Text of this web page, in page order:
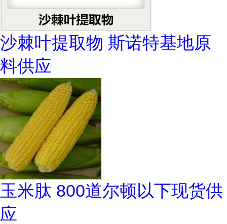
沙棘叶提取物 斯诺特基地原
料供应
玉米肽 800道尔顿以下现货供
应